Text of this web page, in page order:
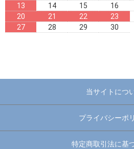
13
14 15 16
20
21 22 23
27
28 29 30
当サイトにつ
プライバシーポ
特定商取引法に基